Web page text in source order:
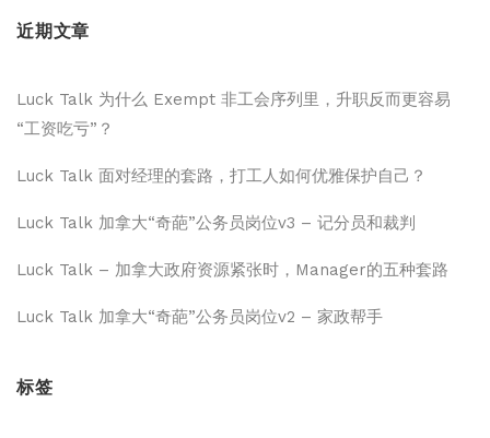
近期文章
Luck Talk 为什么 Exempt 非工会序列里，升职反而更容易
“工资吃亏”？
Luck Talk 面对经理的套路，打工人如何优雅保护自己？
Luck Talk 加拿大“奇葩”公务员岗位v3 – 记分员和裁判
Luck Talk – 加拿大政府资源紧张时，Manager的五种套路
Luck Talk 加拿大“奇葩”公务员岗位v2 – 家政帮手
标签